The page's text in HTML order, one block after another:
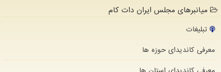
میانبرهای مجلس ایران دات کام
تبلیغات
معرفی کاندیدای حوزه ها